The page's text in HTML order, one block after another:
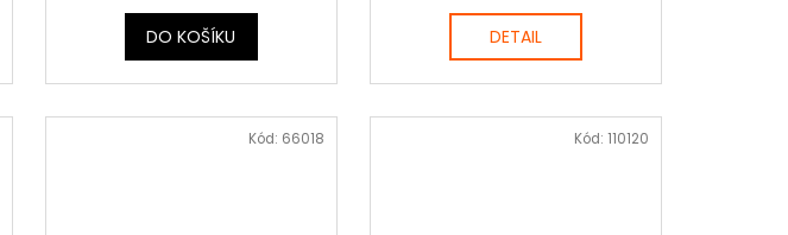
DO KOŠÍKU DETAIL
Kód: 66018 Kód: 110120